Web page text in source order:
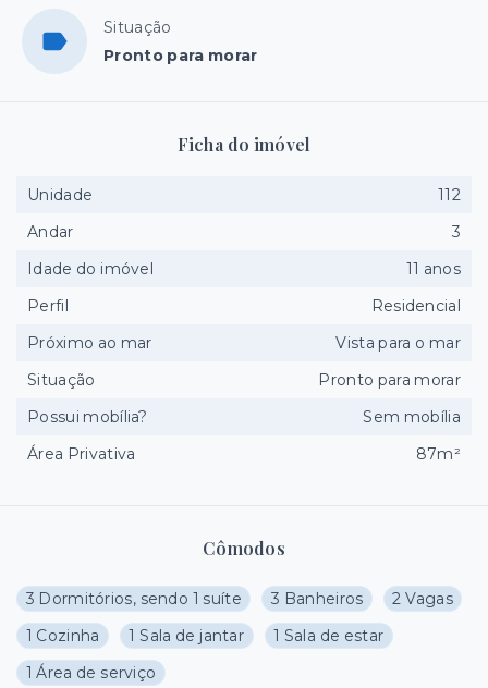
Situação
Pronto para morar
Cômodos
3 Dormitórios, sendo 1 suíte 3 Banheiros
2 Vagas
1 Cozinha
1 Sala de jantar
1 Sala de estar
1 Área de serviço
Ficha do imóvel
Unidade
112
Andar
3
Idade do imóvel
11 anos
Perfil
Residencial
Próximo ao mar
Vista para o mar
Situação
Pronto para morar
Possui mobília?
Sem mobília
Área Privativa
87m²